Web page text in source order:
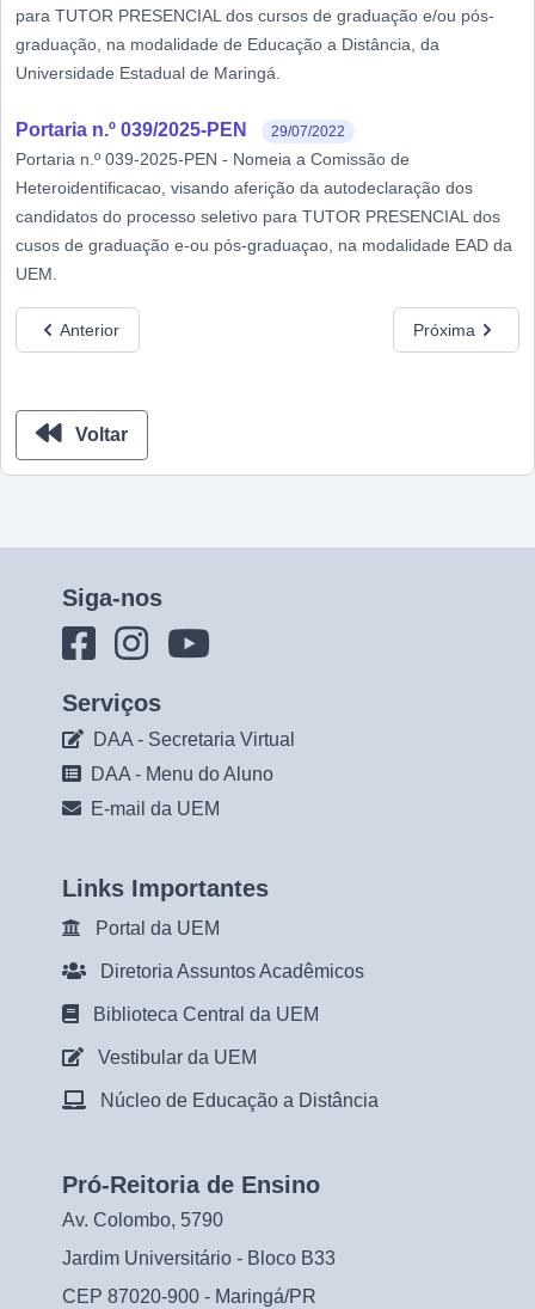
para TUTOR PRESENCIAL dos cursos de graduação e/ou pós-
graduação, na modalidade de Educação a Distância, da
Universidade Estadual de Maringá.
Portaria n.º 039/2025-PEN 29/07/2022
Portaria n.º 039-2025-PEN - Nomeia a Comissão de
Heteroidentificacao, visando aferição da autodeclaração dos
candidatos do processo seletivo para TUTOR PRESENCIAL dos
cusos de graduação e-ou pós-graduaçao, na modalidade EAD da
UEM.
Anterior Próxima
Voltar
Siga-nos
Serviços
DAA - Secretaria Virtual
DAA - Menu do Aluno
E-mail da UEM
Links Importantes
Portal da UEM
Diretoria Assuntos Acadêmicos
Biblioteca Central da UEM
Vestibular da UEM
Núcleo de Educação a Distância
Pró-Reitoria de Ensino
Av. Colombo, 5790
Jardim Universitário - Bloco B33
CEP 87020-900 - Maringá/PR